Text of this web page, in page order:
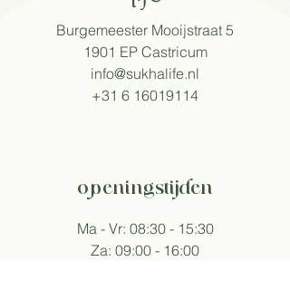
Burgemeester Mooijstraat 5
1901 EP Castricum​
info@sukhalife.nl
+31 6 16019114
openingstijden
Ma - Vr: 08:30 - 15:30
Za: 09:00 - 16:00